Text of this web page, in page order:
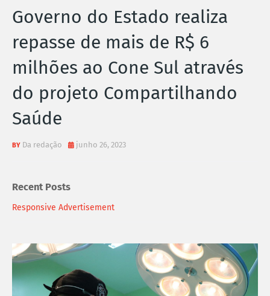
TÍ
C
I
Governo do Estado realiza
repasse de mais de R$ 6
milhões ao Cone Sul através
do projeto Compartilhando
Saúde
Da redação junho 26, 2023
Recent Posts
Responsive Advertisement